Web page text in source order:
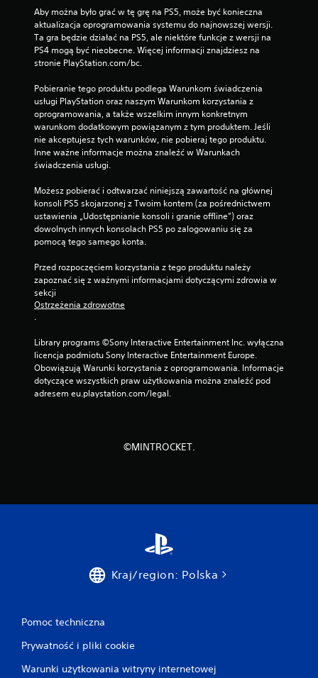
z
w
ł
ą
c
z
a
n
i
a
f
u
n
c
j
a
d
a
p
t
c
y
n
y
c
h
e
r
Aby można było grać w tę grę na PS5, może być konieczna
aktualizacja oprogramowania systemu do najnowszej wersji.
Ta gra będzie działać na PS5, ale niektóre funkcje z wersji na
PS4 mogą być nieobecne. Więcej informacji znajdziesz na
stronie PlayStation.com/bc.
Pobieranie tego produktu podlega Warunkom świadczenia
usługi PlayStation oraz naszym Warunkom korzystania z
oprogramowania, a także wszelkim innym konkretnym
warunkom dodatkowym powiązanym z tym produktem. Jeśli
nie akceptujesz tych warunków, nie pobieraj tego produktu.
Inne ważne informacje można znaleźć w Warunkach
świadczenia usługi.
Możesz pobierać i odtwarzać niniejszą zawartość na głównej
konsoli PS5 skojarzonej z Twoim kontem (za pośrednictwem
ustawienia „Udostępnianie konsoli i granie offline”) oraz
dowolnych innych konsolach PS5 po zalogowaniu się za
pomocą tego samego konta.
Przed rozpoczęciem korzystania z tego produktu należy
zapoznać się z ważnymi informacjami dotyczącymi zdrowia w
sekcji
Ostrzeżenia zdrowotne
.
Library programs ©Sony Interactive Entertainment Inc. wyłączna
licencja podmiotu Sony Interactive Entertainment Europe.
Obowiązują Warunki korzystania z oprogramowania. Informacje
dotyczące wszystkich praw użytkowania można znaleźć pod
adresem eu.playstation.com/legal.
©MINTROCKET.
Kraj/region: Polska
Pomoc techniczna
Prywatność i pliki cookie
Warunki użytkowania witryny internetowej